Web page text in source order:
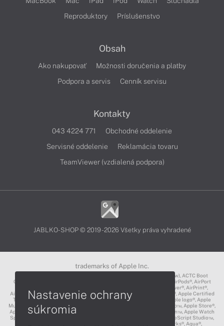
Reproduktory
Príslušenstvo
Obsah
Ako nakupovať
Možnosti doručenia a platby
Podpora a servis
Cenník servisu
Kontakty
043 4224 771
Obchodné oddelenie
Servisné oddelenie
Reklamácia tovaru
TeamViewer (vzdialená podpora)
JABLKO-SHOP © 2019 - 2026 Všetky práva vyhradené
trademarks of Apple Inc.
3D Touch®, .Mac℠, ACOT2℠, ACOT℠ (Apple Classrooms of Tomorrow), ACTC Boot
Camp℠, AirDrop®, AirMac®, AirPlay Logo™, AirPlay®, AirPods Pro™, AirPods®, AirPort
Express®, AirPort Extreme®, AirPort Time Capsule®, AirPort®, AirPower®, AirPrint®,
AirTunes™, Animoji®, Aperture®, App Nap®, App Store®, Apple CarPlay®, Apple Certified
Trainer℠, Apple Cinema Display®, Apple Consultants Network℠, Apple logo®, Apple
Music®, Apple News®, Apple Pay®, Apple Pencil®, Apple Remote Desktop™, Apple Store®,
Apple Studio Display™, Apple TV®, Apple Wallet™, Apple Watch Edition™, Apple Watch
Sport™, Apple Watch®, Apple®, Apple®, AppleCare®, AppleLink™, AppleScript Studio™,
AppleScript®, AppleShare®, AppleTalk®, AppleVision™, AppleWorks®, Aqua®,
Nastavenie ochrany
súkromia